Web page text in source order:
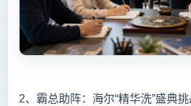
2、霸总助阵：海尔“精华洗”盛典